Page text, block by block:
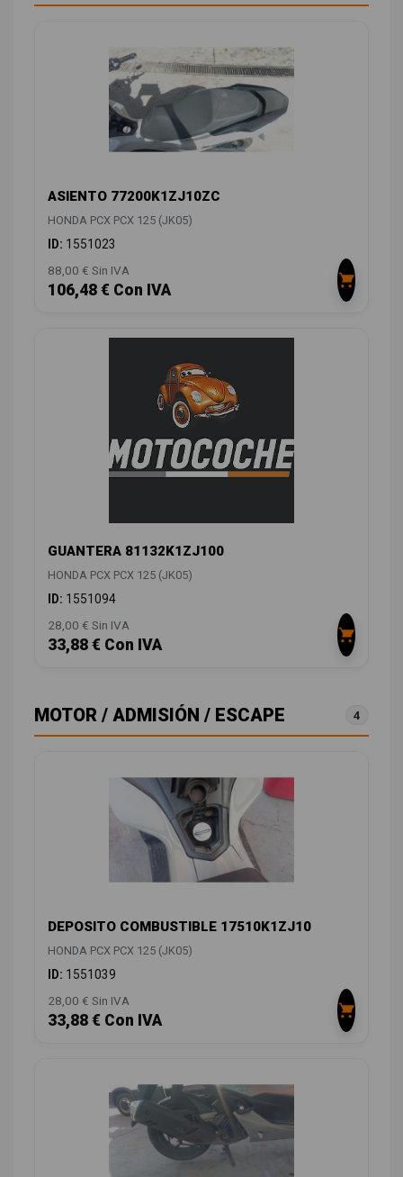
ASIENTO 77200K1ZJ10ZC
HONDA PCX PCX 125 (JK05)
ID: 1551023
88,00 € Sin IVA
106,48 € Con IVA
GUANTERA 81132K1ZJ100
HONDA PCX PCX 125 (JK05)
ID: 1551094
28,00 € Sin IVA
33,88 € Con IVA
MOTOR / ADMISIÓN / ESCAPE 4
DEPOSITO COMBUSTIBLE 17510K1ZJ10
HONDA PCX PCX 125 (JK05)
ID: 1551039
28,00 € Sin IVA
33,88 € Con IVA